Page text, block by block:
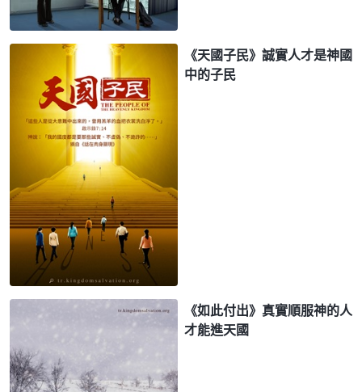
《天國子民》誠實人才是神國
中的子民
《如此付出》真實順服神的人
才能進天國